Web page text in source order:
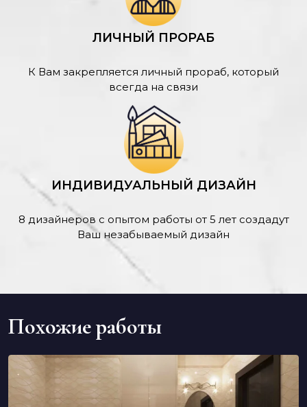
ЛИЧНЫЙ ПРОРАБ
К Вам закрепляется личный прораб, который
всегда на связи
ИНДИВИДУАЛЬНЫЙ ДИЗАЙН
8 дизайнеров с опытом работы от 5 лет создадут
Ваш незабываемый дизайн
Похожие работы